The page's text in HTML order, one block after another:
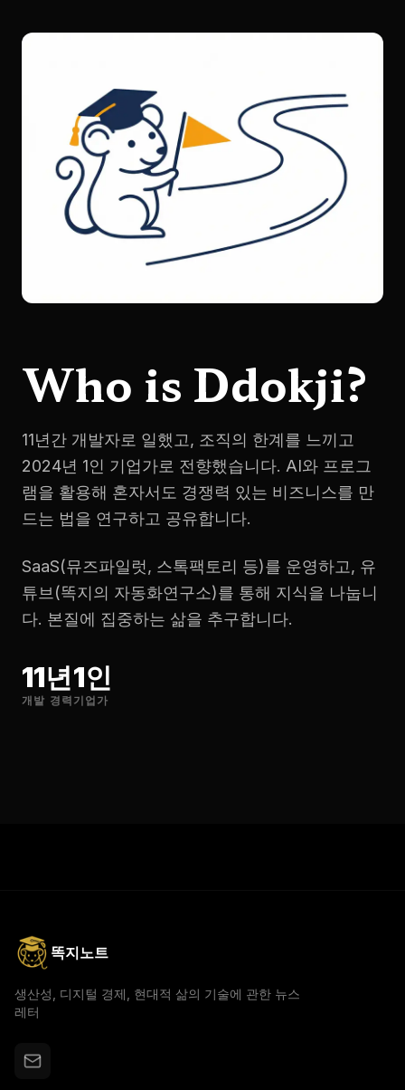
Who is Ddokji?
11년간 개발자로 일했고, 조직의 한계를 느끼고
2024년 1인 기업가로 전향했습니다. AI와 프로그
램을 활용해 혼자서도 경쟁력 있는 비즈니스를 만
드는 법을 연구하고 공유합니다.
SaaS(뮤즈파일럿, 스톡팩토리 등)를 운영하고, 유
튜브(똑지의 자동화연구소)를 통해 지식을 나눕니
다. 본질에 집중하는 삶을 추구합니다.
11년
개발 경력
1인
기업가
똑지노트
생산성, 디지털 경제, 현대적 삶의 기술에 관한 뉴스
레터